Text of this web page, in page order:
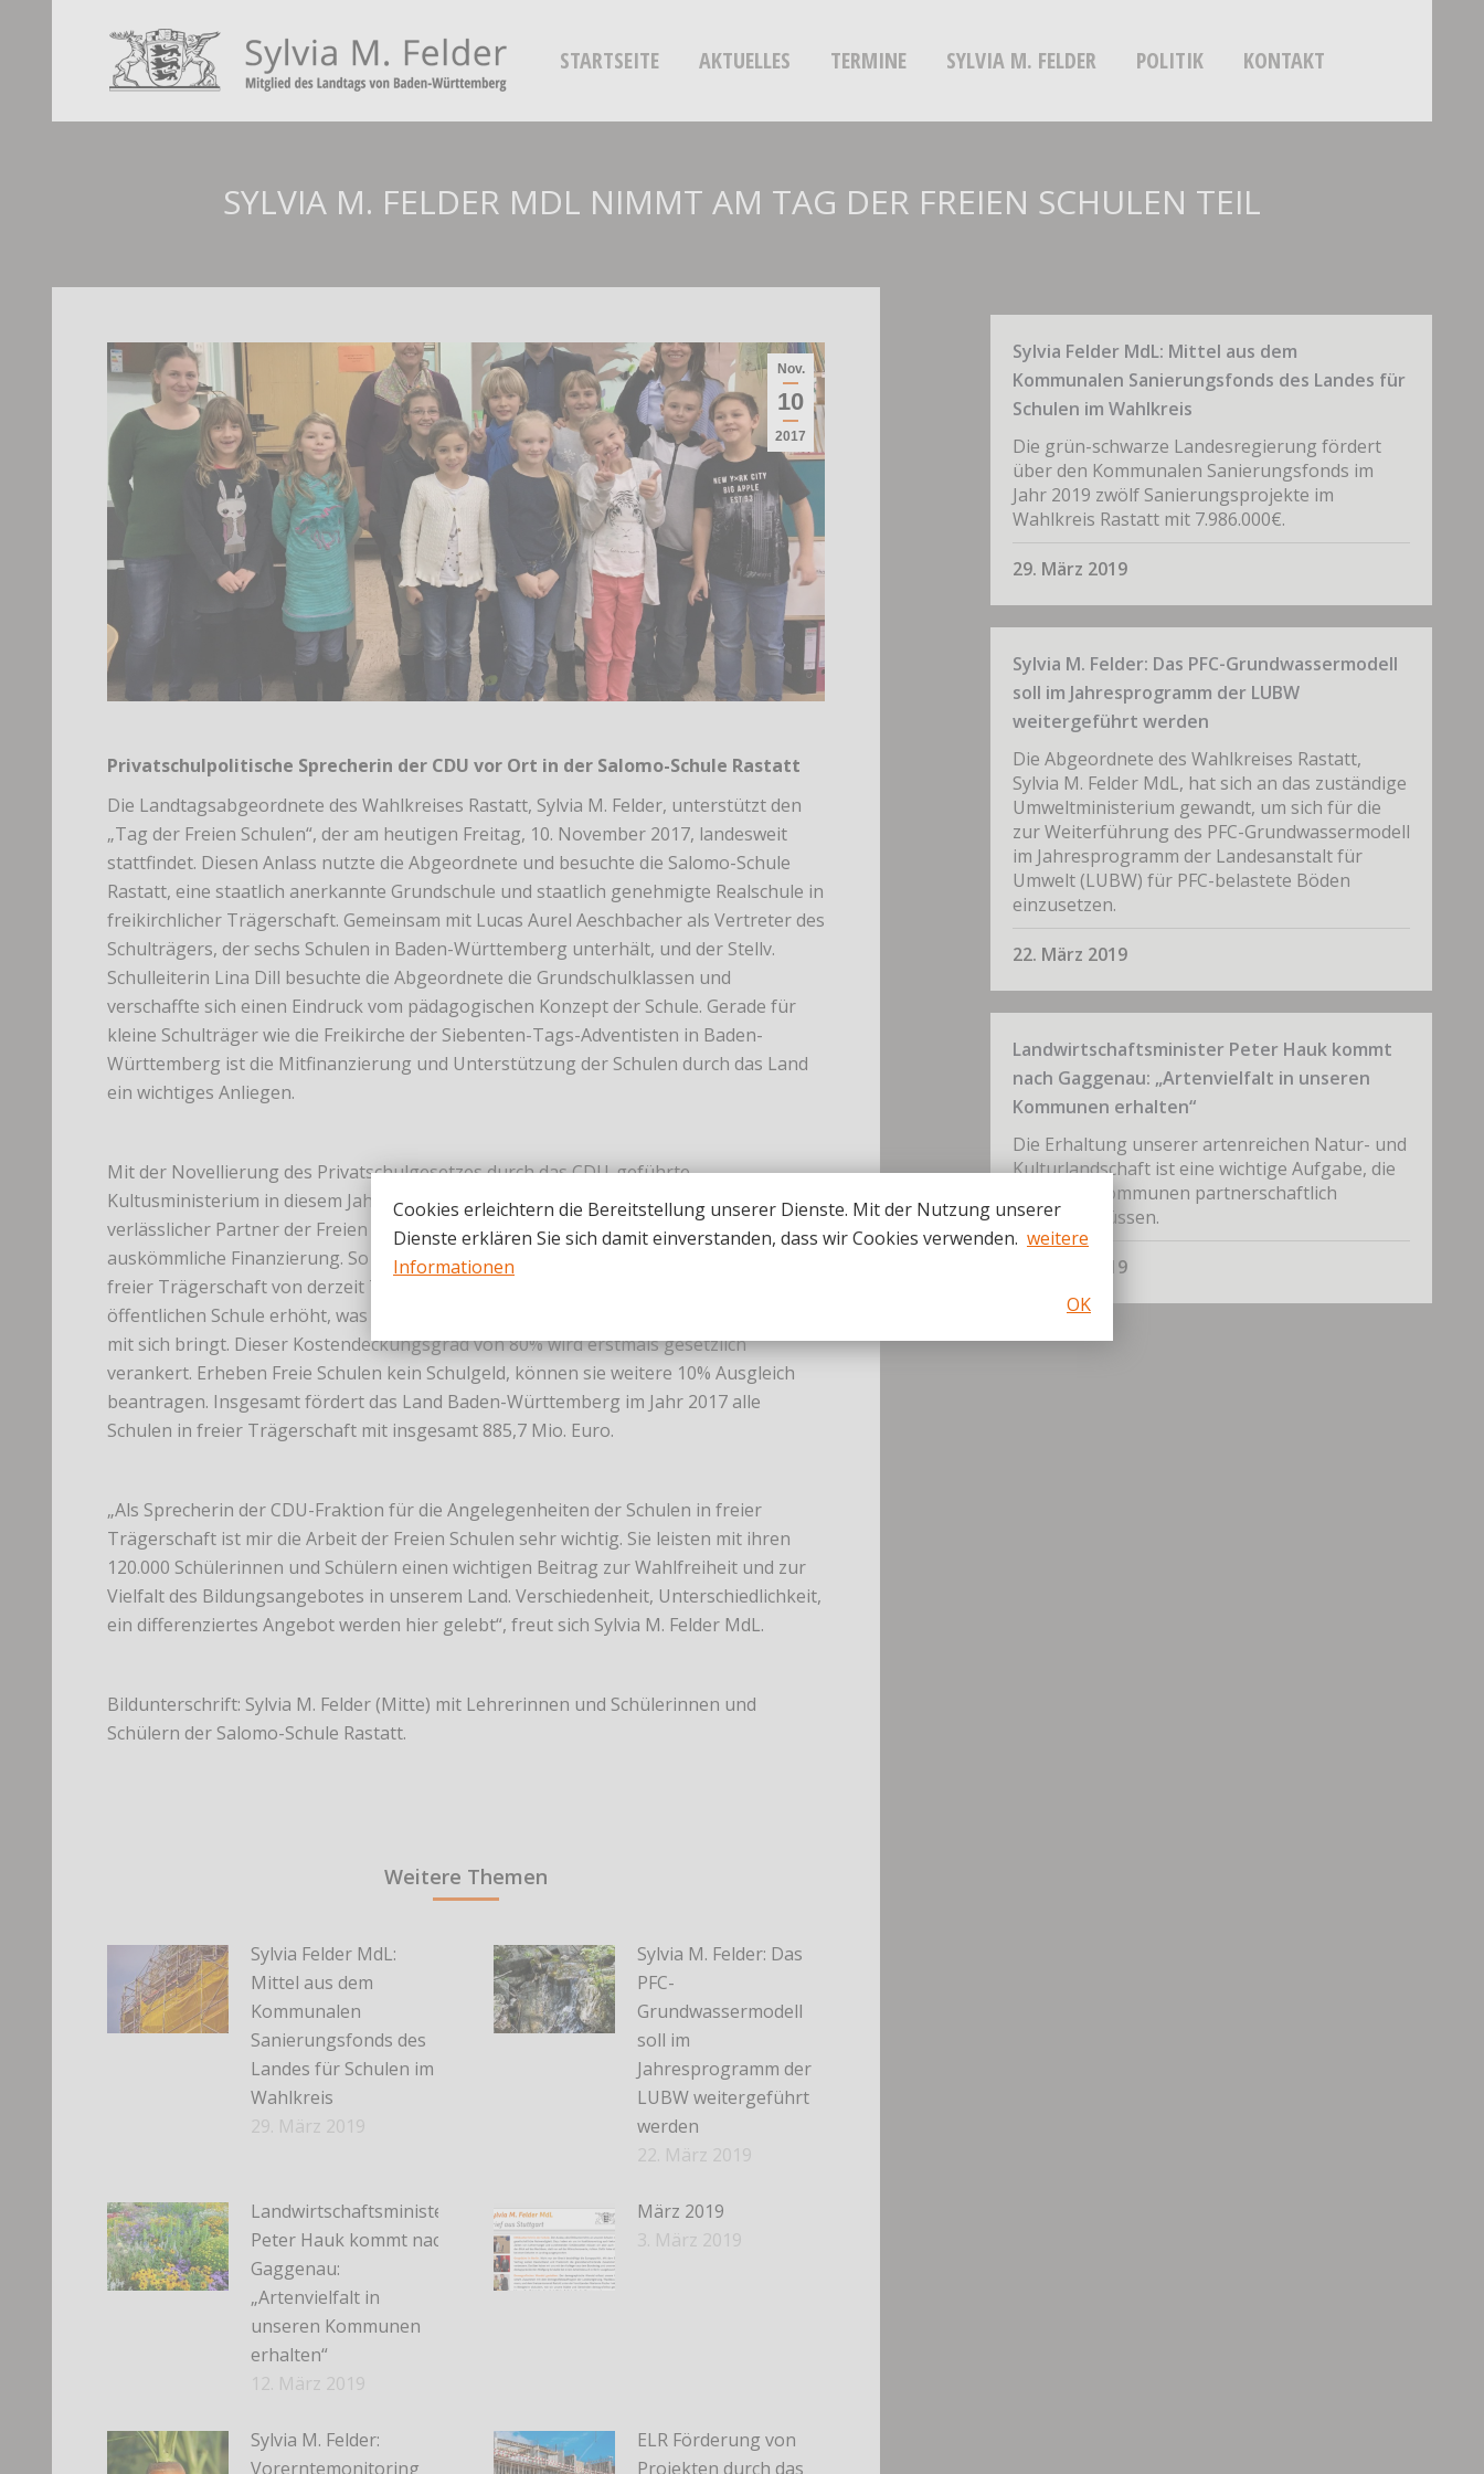
STARTSEITE AKTUELLES TERMINE SYLVIA M. FELDER POLITIK KONTAKT
SYLVIA M. FELDER MDL NIMMT AM TAG DER FREIEN SCHULEN TEIL
Nov.
10
2017
Privatschulpolitische Sprecherin der CDU vor Ort in der Salomo-Schule Rastatt
Die Landtagsabgeordnete des Wahlkreises Rastatt, Sylvia M. Felder, unterstützt den
„Tag der Freien Schulen“, der am heutigen Freitag, 10. November 2017, landesweit
stattfindet. Diesen Anlass nutzte die Abgeordnete und besuchte die Salomo-Schule
Rastatt, eine staatlich anerkannte Grundschule und staatlich genehmigte Realschule in
freikirchlicher Trägerschaft. Gemeinsam mit Lucas Aurel Aeschbacher als Vertreter des
Schulträgers, der sechs Schulen in Baden-Württemberg unterhält, und der Stellv.
Schulleiterin Lina Dill besuchte die Abgeordnete die Grundschulklassen und
verschaffte sich einen Eindruck vom pädagogischen Konzept der Schule. Gerade für
kleine Schulträger wie die Freikirche der Siebenten-Tags-Adventisten in Baden-
Württemberg ist die Mitfinanzierung und Unterstützung der Schulen durch das Land
ein wichtiges Anliegen.
Mit der Novellierung des Privatschulgesetzes durch das CDU-geführte
Kultusministerium in diesem Jahr zeigt sich das Land Baden-Württemberg als
verlässlicher Partner der Freien Schulen. Sie erhalten Planungssicherheit und eine
auskömmliche Finanzierung. So werden die Kopfsatzzuschüsse für alle Schulen in
freier Trägerschaft von derzeit 78,1% auf 80% der Kosten eines Schülers an einer
öffentlichen Schule erhöht, was Mehrkosten für das Land in Höhe von 15 Mio. Euro
mit sich bringt. Dieser Kostendeckungsgrad von 80% wird erstmals gesetzlich
verankert. Erheben Freie Schulen kein Schulgeld, können sie weitere 10% Ausgleich
beantragen. Insgesamt fördert das Land Baden-Württemberg im Jahr 2017 alle
Schulen in freier Trägerschaft mit insgesamt 885,7 Mio. Euro.
„Als Sprecherin der CDU-Fraktion für die Angelegenheiten der Schulen in freier
Trägerschaft ist mir die Arbeit der Freien Schulen sehr wichtig. Sie leisten mit ihren
120.000 Schülerinnen und Schülern einen wichtigen Beitrag zur Wahlfreiheit und zur
Vielfalt des Bildungsangebotes in unserem Land. Verschiedenheit, Unterschiedlichkeit,
ein differenziertes Angebot werden hier gelebt“, freut sich Sylvia M. Felder MdL.
Bildunterschrift: Sylvia M. Felder (Mitte) mit Lehrerinnen und Schülerinnen und
Schülern der Salomo-Schule Rastatt.
Weitere Themen
Sylvia Felder MdL:
Mittel aus dem
Kommunalen
Sanierungsfonds des
Landes für Schulen im
Wahlkreis
29. März 2019
Sylvia M. Felder: Das
PFC-
Grundwassermodell
soll im
Jahresprogramm der
LUBW weitergeführt
werden
22. März 2019
Landwirtschaftsminister
Peter Hauk kommt nach
Gaggenau:
„Artenvielfalt in
unseren Kommunen
erhalten“
12. März 2019
März 2019
3. März 2019
Sylvia M. Felder:
Vorerntemonitoring
ELR Förderung von
Projekten durch das
Sylvia Felder MdL: Mittel aus dem
Kommunalen Sanierungsfonds des Landes für
Schulen im Wahlkreis
Die grün-schwarze Landesregierung fördert
über den Kommunalen Sanierungsfonds im
Jahr 2019 zwölf Sanierungsprojekte im
Wahlkreis Rastatt mit 7.986.000€.
29. März 2019
Sylvia M. Felder: Das PFC-Grundwassermodell
soll im Jahresprogramm der LUBW
weitergeführt werden
Die Abgeordnete des Wahlkreises Rastatt,
Sylvia M. Felder MdL, hat sich an das zuständige
Umweltministerium gewandt, um sich für die
zur Weiterführung des PFC-Grundwassermodell
im Jahresprogramm der Landesanstalt für
Umwelt (LUBW) für PFC-belastete Böden
einzusetzen.
22. März 2019
Landwirtschaftsminister Peter Hauk kommt
nach Gaggenau: „Artenvielfalt in unseren
Kommunen erhalten“
Die Erhaltung unserer artenreichen Natur- und
Kulturlandschaft ist eine wichtige Aufgabe, die
Land und Kommunen partnerschaftlich
angehen müssen.
12. März 2019
Cookies erleichtern die Bereitstellung unserer Dienste. Mit der Nutzung unserer
Dienste erklären Sie sich damit einverstanden, dass wir Cookies verwenden. weitere
Informationen
OK